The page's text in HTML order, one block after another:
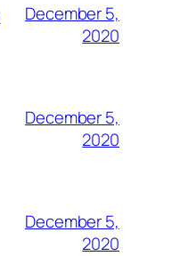
December 5,
2020
December 5,
2020
December 5,
2020